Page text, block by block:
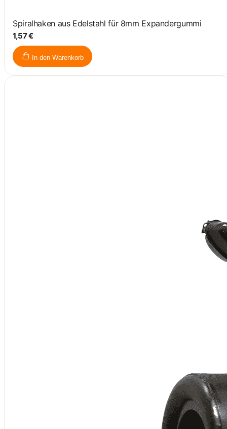
Spiralhaken aus Edelstahl für 8mm Expandergummi
1,57 €
In den Warenkorb